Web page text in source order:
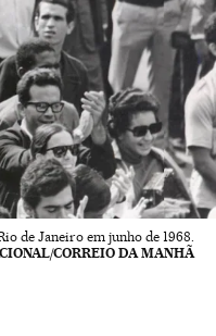
de Janeiro em junho de 1968.
CORREIO DA MANHÃ